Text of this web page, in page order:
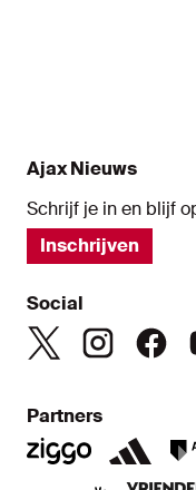
Ajax Nieuws
Schrijf je in en blijf
Inschrijven
Social
Partners